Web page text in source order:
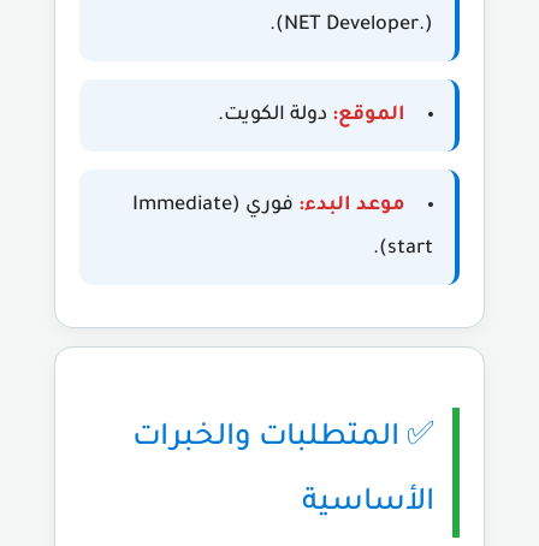
(.NET Developer).
الموقع: دولة الكويت.
موعد البدء:
فوري (Immediate
start).
✅ المتطلبات والخبرات
الأساسية